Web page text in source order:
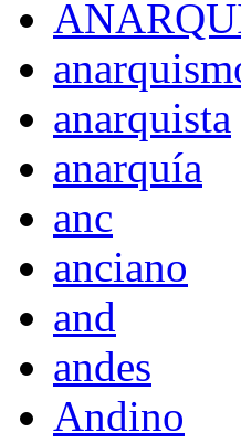
anarquista
anarquía
anc
anciano
and
andes
Andino